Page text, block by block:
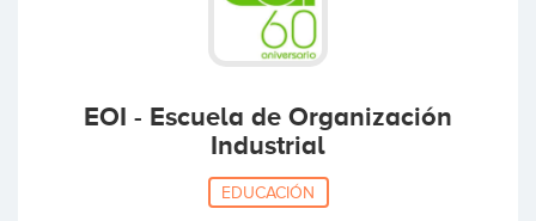
EOI - Escuela de Organización
Industrial
EDUCACIÓN